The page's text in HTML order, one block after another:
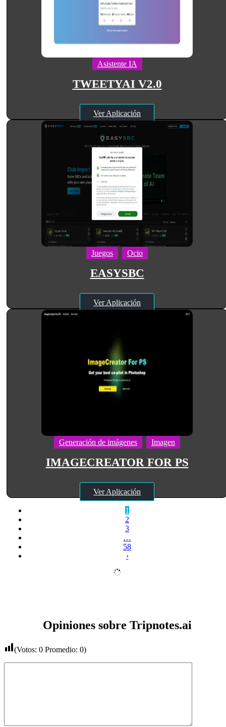
Asistente IA
TWEETYAI V2.0
Ver Aplicación
Juegos Ocio
EASYSBC
Ver Aplicación
Generación de imágenes Imagen
IMAGECREATOR FOR PS
Ver Aplicación
1
2
3
…
58
›
Opiniones sobre Tripnotes.ai
(Votos: 0 Promedio: 0)